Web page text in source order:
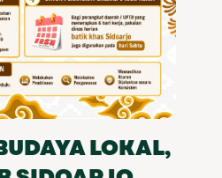
LOKAL,